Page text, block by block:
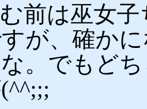
前は巫女
が、確か
。でもど